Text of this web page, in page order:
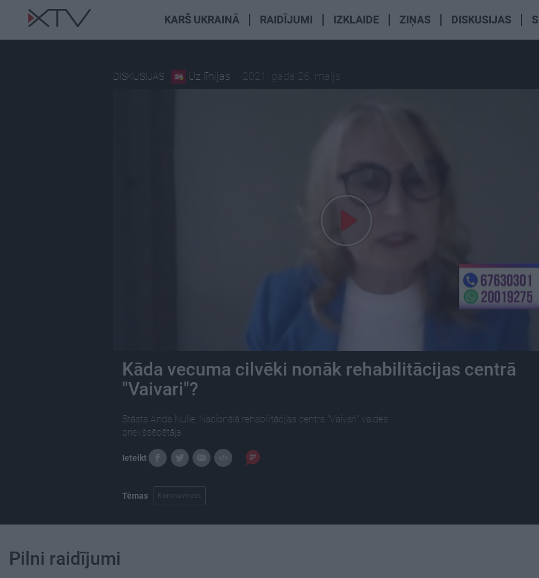
KARŠ UKRAINĀ RAIDĪJUMI IZKLAIDE ZIŅAS DISKUSIJAS
DISKUSIJAS Uz līnijas 2021. gada 26. maijs
Kāda vecuma cilvēki nonāk rehabilitācijas centrā
"Vaivari"?
Stāsta Anda Nulle, Nacionālā rehabilitācijas centra "Vaivari" valdes
priekšsēdētāja.
Ieteikt
Tēmas Koronavīruss
Pilni raidījumi